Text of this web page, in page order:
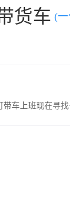
货车 (
车上班现在寻